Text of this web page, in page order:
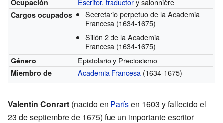
Ocupación
Cargos ocupados
Secretario perpetuo de la Academia
Francesa (1634-1675)
Sillón 2 de la Academia
Francesa (1634-1675)
Género Epistolario y Preciosismo
Miembro de Academia Francesa (1634-1675)
Valentin Conrart (nacido en Parísen 1603 y fallecido el
23 de septiembre de 1675) fue un importante escritor